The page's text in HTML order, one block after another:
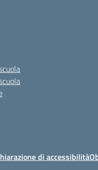
di accessibilità